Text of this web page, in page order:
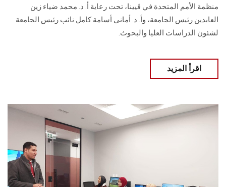
منظمة الأمم المتحدة في ڤيينا، تحت رعاية أ. د. محمد ضياء زين
العابدين رئيس الجامعة، وأ. د. أماني أسامة كامل نائب رئيس الجامعة
لشئون الدراسات العليا والبحوث.
اقرأ المزيد